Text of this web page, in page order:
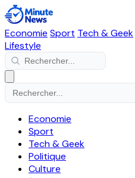
Economie Sport Tech & Geek
Lifestyle
Economie
Sport
Tech & Geek
Politique
Culture